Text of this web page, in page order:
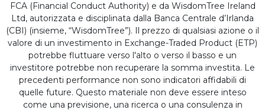
WisdomTree-06/07/2021 20:44:52
FCA (Financial Conduct Authority) e da WisdomTree Ireland
Ltd, autorizzata e disciplinata dalla Banca Centrale d’Irlanda
(CBI) (insieme, “WisdomTree”). Il prezzo di qualsiasi azione o il
valore di un investimento in Exchange-Traded Product (ETP)
potrebbe fluttuare verso l'alto o verso il basso e un
investitore potrebbe non recuperare la somma investita. Le
precedenti performance non sono indicatori affidabili di
quelle future. Questo materiale non deve essere inteso
come una previsione, una ricerca o una consulenza in